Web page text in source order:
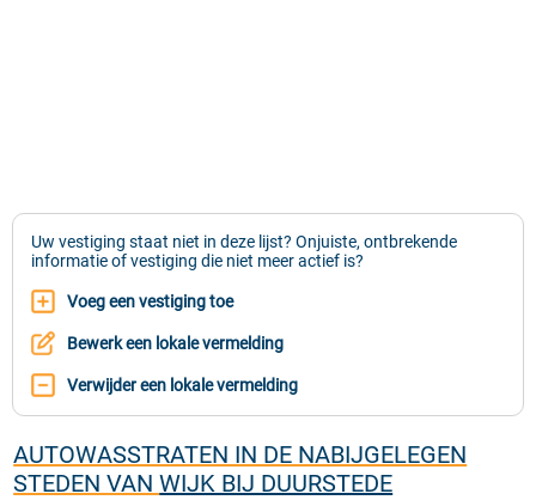
Uw vestiging staat niet in deze lijst? Onjuiste, ontbrekende
informatie of vestiging die niet meer actief is?
Voeg een vestiging toe
Bewerk een lokale vermelding
Verwijder een lokale vermelding
AUTOWASSTRATEN IN DE NABIJGELEGEN
STEDEN VANWIJK BIJ DUURSTEDE